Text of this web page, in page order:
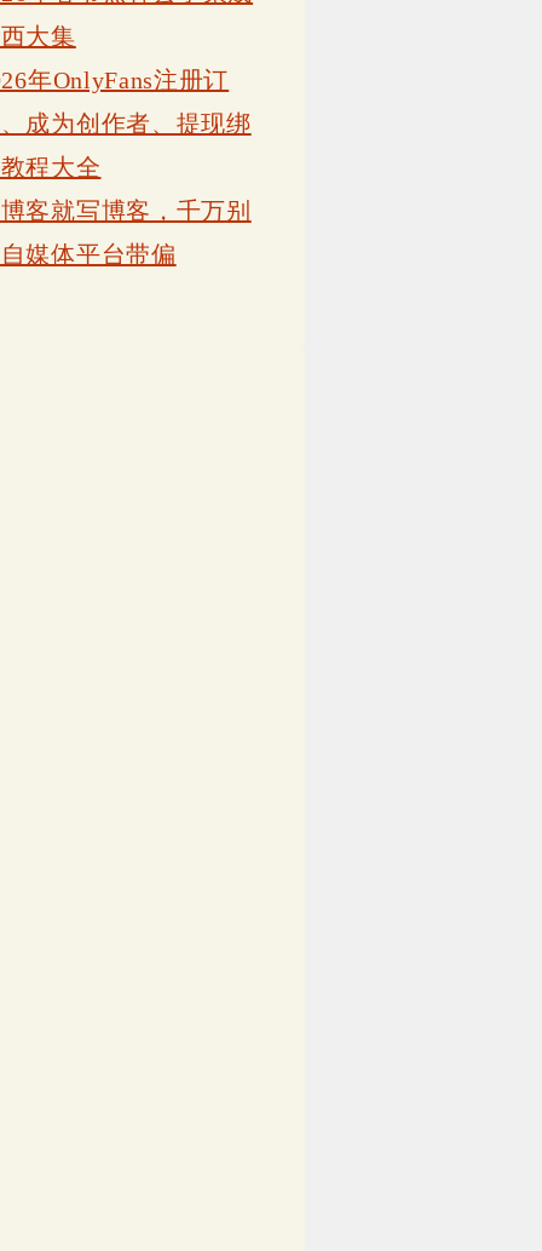
大集
年OnlyFans注册订
成为创作者、提现绑
程大全
客就写博客，千万别
媒体平台带偏